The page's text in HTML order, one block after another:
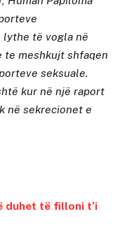
lythe të vogla në
te meshkujt shfaqen
seksuale.
kur në një raport
në sekrecionet e
duhet të filloni t’i